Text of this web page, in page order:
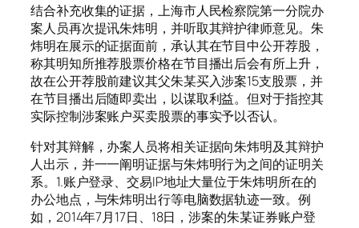
结合补充收集的证据，上海市人民检察院第一分院办
案人员再次提讯朱炜明，并听取其辩护律师意见。朱
炜明在展示的证据面前，承认其在节目中公开荐股，
称其明知所推荐股票价格在节目播出后会有所上升，
故在公开荐股前建议其父朱某买入涉案15支股票，并
在节目播出后随即卖出，以谋取利益。但对于指控其
实际控制涉案账户买卖股票的事实予以否认。
针对其辩解，办案人员将相关证据向朱炜明及其辩护
人出示，并一一阐明证据与朱炜明行为之间的证明关
系。1.账户登录、交易IP地址大量位于朱炜明所在的
办公地点，与朱炜明出行等电脑数据轨迹一致。例
如，2014年7月17日、18日，涉案的朱某证券账户登